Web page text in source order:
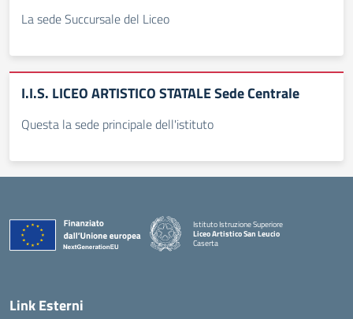
La sede Succursale del Liceo
I.I.S. LICEO ARTISTICO STATALE Sede Centrale
Questa la sede principale dell'istituto
Istituto Istruzione Superiore
Liceo Artistico San Leucio
Caserta
Link Esterni